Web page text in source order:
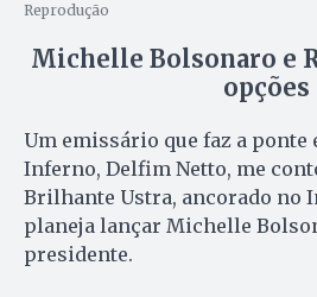
Reprodução
Michelle Bolsonaro e
opções
Um emissário que faz a ponte
Inferno, Delfim Netto, me
Brilhante Ustra, ancorado no
planeja lançar Michelle
presidente.